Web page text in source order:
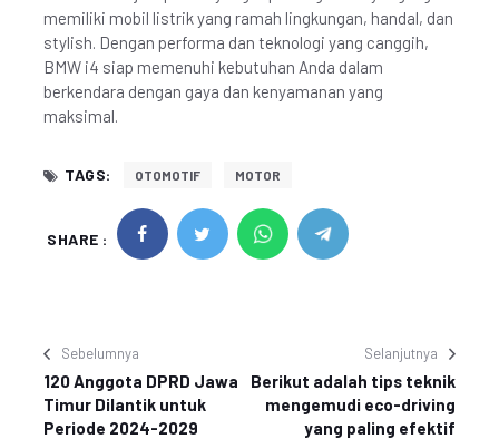
memiliki mobil listrik yang ramah lingkungan, handal, dan
stylish. Dengan performa dan teknologi yang canggih,
BMW i4 siap memenuhi kebutuhan Anda dalam
berkendara dengan gaya dan kenyamanan yang
maksimal.
TAGS: OTOMOTIF MOTOR
SHARE :
Sebelumnya
120 Anggota DPRD Jawa
Timur Dilantik untuk
Periode 2024-2029
Selanjutnya
Berikut adalah tips teknik
mengemudi eco-driving
yang paling efektif